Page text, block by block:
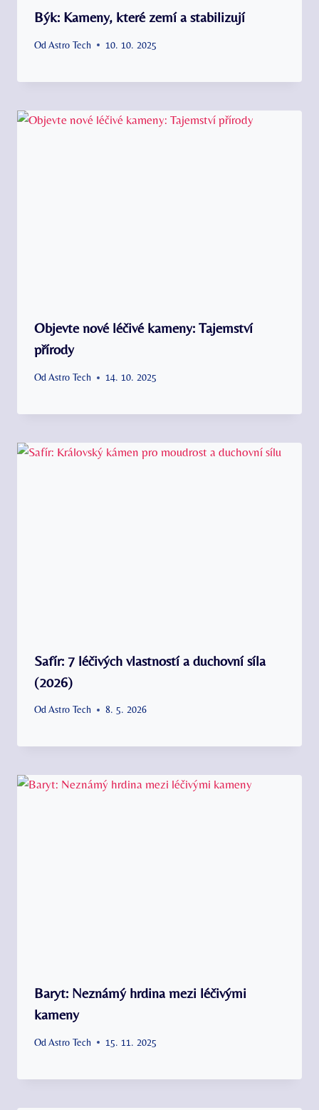
Býk: Kameny, které zemí a stabilizují
Od Astro Tech 10. 10. 2025
Objevte nové léčivé kameny: Tajemství
přírody
Od Astro Tech 14. 10. 2025
Safír: 7 léčivých vlastností a duchovní síla
(2026)
OdAstro Tech 8. 5. 2026
Baryt: Neznámý hrdina mezi léčivými
kameny
Od Astro Tech 15. 11. 2025